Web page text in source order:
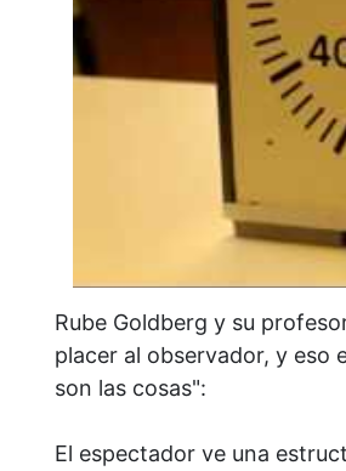
Rube Goldberg y su
placer al observador, y eso
son las cosas":
El espectador ve una